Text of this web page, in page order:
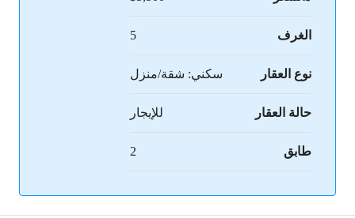
الغرف 5
نوع العقار سكني: شقة/منزل
حالة العقار للإيجار
طابق 2